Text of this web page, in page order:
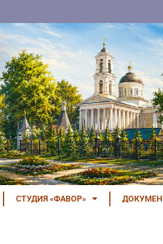
СТУДИЯ «ФАВОР»